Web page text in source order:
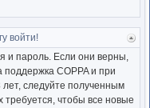
войти!
и пароль. Если они верны,
COPPA и при
следуйте полученным
чтобы все новые